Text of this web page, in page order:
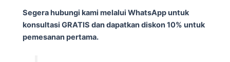
Segera hubungi kami melalui WhatsApp untuk
konsultasi GRATIS dan dapatkan diskon 10% untuk
pemesanan pertama.